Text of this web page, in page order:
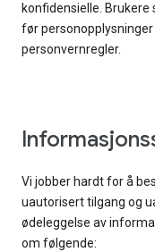
konfidensielle.
før
personvernregler.
Vi jobber hardt for å
uautorisert tilgang og
ødeleggelse av
om følgende: